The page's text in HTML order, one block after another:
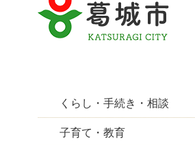
くらし・手続き・相談
子育て・教育